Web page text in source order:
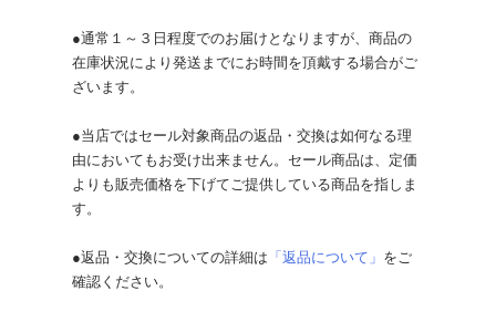
●通常１～３日程度でのお届けとなりますが、商品の
在庫状況により発送までにお時間を頂戴する場合がご
ざいます。
●当店ではセール対象商品の返品・交換は如何なる理
由においてもお受け出来ません。セール商品は、定価
よりも販売価格を下げてご提供している商品を指しま
す。
●返品・交換についての詳細は 「返品について」 をご
確認ください。